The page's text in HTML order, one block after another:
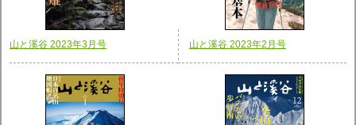
山と溪谷 2023年3月号 山と溪谷 2023年2月号